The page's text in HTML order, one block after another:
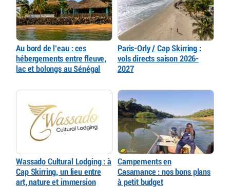
Au bord de l’eau : ces
hébergements entre fleuve,
lac et bolongs au Sénégal
Paris-Orly / Cap Skirring :
vols directs saison 2026-
2027
Wassado Cultural Lodging : à
Cap Skirring, un lieu entre
art, nature et immersion
Campements en
Casamance : nos bons plans
à petit budget